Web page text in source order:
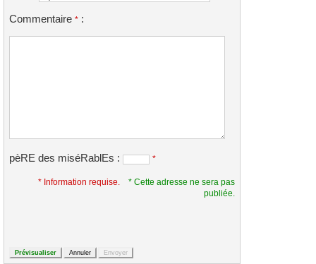
Commentaire * :
pèRE des miséRablEs : *
* Information requise.
* Cette adresse ne sera pas
publiée.